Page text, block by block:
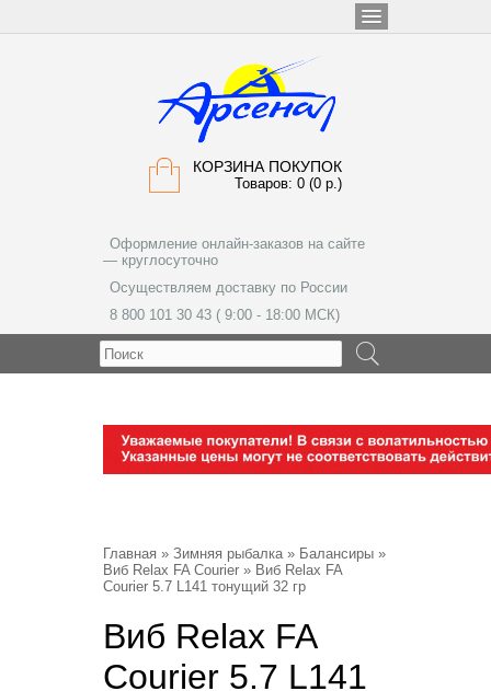
КОРЗИНА ПОКУПОК
Товаров: 0 (0 р.)
Оформление онлайн-заказов на сайте
— круглосуточно
Осуществляем доставку по России
8 800 101 30 43 ( 9:00 - 18:00 МСК)
Главная » Зимняя рыбалка» Балансиры »
Виб Relax FA Courier » Виб Relax FA
Courier 5.7 L141 тонущий 32 гр
Виб Relax FA
Courier 5.7 L141